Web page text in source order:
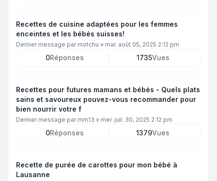
Recettes de cuisine adaptées pour les femmes
enceintes et les bébés suisses!
Dernier message par motchu » mar. août 05, 2025 2:12 pm
0Réponses 1735Vues
Recettes pour futures mamans et bébés - Quels plats
sains et savoureux pouvez-vous recommander pour
bien nourrir votre f
Dernier message par mm13 » mer. juil. 30, 2025 2:12 pm
0Réponses 1379Vues
Recette de purée de carottes pour mon bébé à
Lausanne